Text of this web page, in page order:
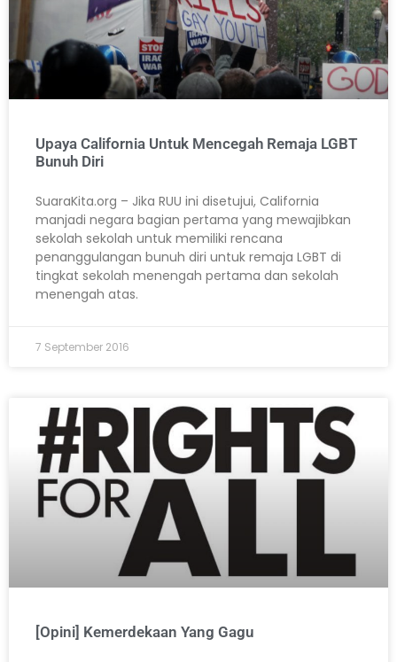
Upaya California Untuk Mencegah Remaja LGBT
Bunuh Diri
SuaraKita.org – Jika RUU ini disetujui, California
manjadi negara bagian pertama yang mewajibkan
sekolah sekolah untuk memiliki rencana
penanggulangan bunuh diri untuk remaja LGBT di
tingkat sekolah menengah pertama dan sekolah
menengah atas.
7 September 2016
[Opini] Kemerdekaan Yang Gagu